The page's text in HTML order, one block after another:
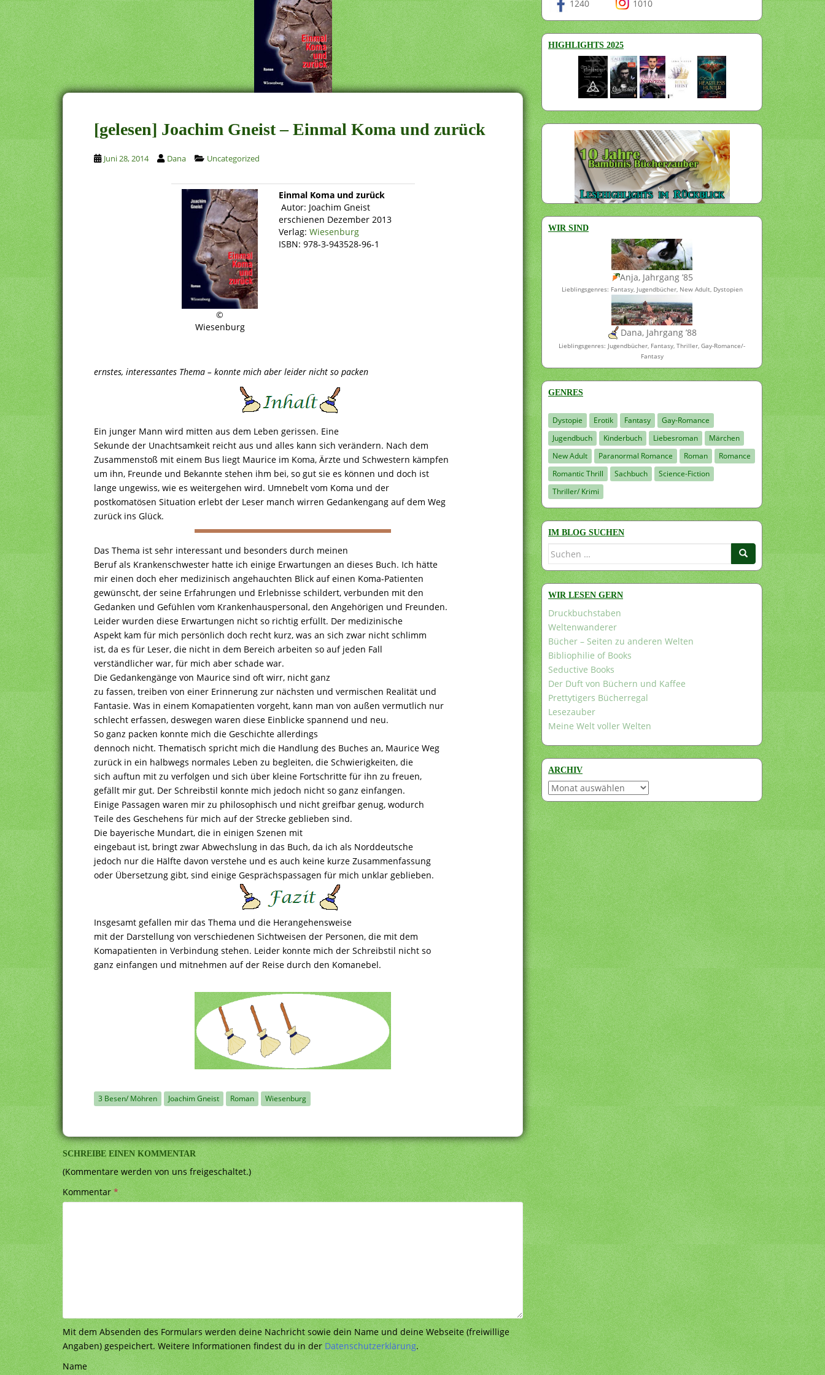
[gelesen] Joachim Gneist – Einmal Koma und zurück
Juni 28, 2014 Dana Uncategorized
©
Wiesenburg
Einmal Koma und zurück
Autor: Joachim Gneist
erschienen Dezember 2013
Verlag: Wiesenburg
ISBN: 978-3-943528-96-1
ernstes, interessantes Thema – konnte mich aber leider nicht so packen
Ein junger Mann wird mitten aus dem Leben gerissen. Eine
Sekunde der Unachtsamkeit reicht aus und alles kann sich verändern. Nach dem
Zusammenstoß mit einem Bus liegt Maurice im Koma, Ärzte und Schwestern kämpfen
um ihn, Freunde und Bekannte stehen ihm bei, so gut sie es können und doch ist
lange ungewiss, wie es weitergehen wird. Umnebelt vom Koma und der
postkomatösen Situation erlebt der Leser manch wirren Gedankengang auf dem Weg
zurück ins Glück.
Das Thema ist sehr interessant und besonders durch meinen
Beruf als Krankenschwester hatte ich einige Erwartungen an dieses Buch. Ich hätte
mir einen doch eher medizinisch angehauchten Blick auf einen Koma-Patienten
gewünscht, der seine Erfahrungen und Erlebnisse schildert, verbunden mit den
Gedanken und Gefühlen vom Krankenhauspersonal, den Angehörigen und Freunden.
Leider wurden diese Erwartungen nicht so richtig erfüllt. Der medizinische
Aspekt kam für mich persönlich doch recht kurz, was an sich zwar nicht schlimm
ist, da es für Leser, die nicht in dem Bereich arbeiten so auf jeden Fall
verständlicher war, für mich aber schade war.
Die Gedankengänge von Maurice sind oft wirr, nicht ganz
zu fassen, treiben von einer Erinnerung zur nächsten und vermischen Realität und
Fantasie. Was in einem Komapatienten vorgeht, kann man von außen vermutlich nur
schlecht erfassen, deswegen waren diese Einblicke spannend und neu.
So ganz packen konnte mich die Geschichte allerdings
dennoch nicht. Thematisch spricht mich die Handlung des Buches an, Maurice Weg
zurück in ein halbwegs normales Leben zu begleiten, die Schwierigkeiten, die
sich auftun mit zu verfolgen und sich über kleine Fortschritte für ihn zu freuen,
gefällt mir gut. Der Schreibstil konnte mich jedoch nicht so ganz einfangen.
Einige Passagen waren mir zu philosophisch und nicht greifbar genug, wodurch
Teile des Geschehens für mich auf der Strecke geblieben sind.
Die bayerische Mundart, die in einigen Szenen mit
eingebaut ist, bringt zwar Abwechslung in das Buch, da ich als Norddeutsche
jedoch nur die Hälfte davon verstehe und es auch keine kurze Zusammenfassung
oder Übersetzung gibt, sind einige Gesprächspassagen für mich unklar geblieben.
Insgesamt gefallen mir das Thema und die Herangehensweise
mit der Darstellung von verschiedenen Sichtweisen der Personen, die mit dem
Komapatienten in Verbindung stehen. Leider konnte mich der Schreibstil nicht so
ganz einfangen und mitnehmen auf der Reise durch den Komanebel.
3 Besen/ Möhren Joachim Gneist Roman Wiesenburg
SCHREIBE EINEN KOMMENTAR
(Kommentare werden von uns freigeschaltet.)
Kommentar*
Mit dem Absenden des Formulars werden deine Nachricht sowie dein Name und deine Webseite (freiwillige
Angaben) gespeichert. Weitere Informationen findest du in derDatenschutzerklärung.
Name
1240 1010
HIGHLIGHTS 2025
WIR SIND
Anja, Jahrgang ’85
Lieblingsgenres: Fantasy, Jugendbücher, New Adult, Dystopien
Dana, Jahrgang ’88
Lieblingsgenres: Jugendbücher, Fantasy, Thriller, Gay-Romance/-
Fantasy
GENRES
Dystopie Erotik Fantasy
Gay-Romance
Jugendbuch
Kinderbuch Liebesroman
Märchen
New Adult
Paranormal Romance Roman
Romance
Romantic Thrill
Sachbuch
Science-Fiction
Thriller/ Krimi
IM BLOG SUCHEN
Suchen
WIR LESEN GERN
Druckbuchstaben
Weltenwanderer
Bücher – Seiten zu anderen Welten
Bibliophilie of Books
Seductive Books
Der Duft von Büchern und Kaffee
Prettytigers Bücherregal
Lesezauber
Meine Welt voller Welten
ARCHIV
Archiv